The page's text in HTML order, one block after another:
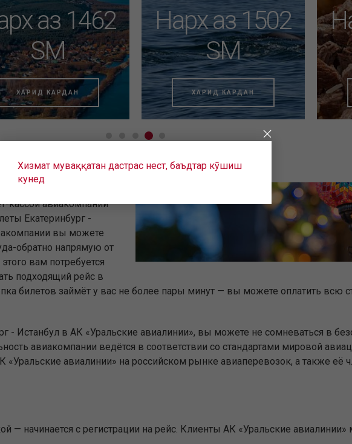
Нарх аз 1502
SM
ХАРИД КАРДАН
аз 1462
SM
ХАРИД КАРДАН
но ещё не нашли
кассой авиакомпании
Екатеринбург -
вы можете
обратно напрямую от
вам потребуется
подходящий рейс в
билетов займёт у вас не более пары минут — вы можете оплатить всю
- Истанбул в АК «Уральские авиалинии», вы можете не сомневаться в
авиакомпании ведётся в соответствии со стандартами мировой
авиалинии» на российском рынке авиаперевозок, а также её
— начинается с регистрации на рейс. Клиенты АК «Уральские авиалинии»
Хизмат муваққатан дастрас нест, баъдтар кӯшиш
кунед